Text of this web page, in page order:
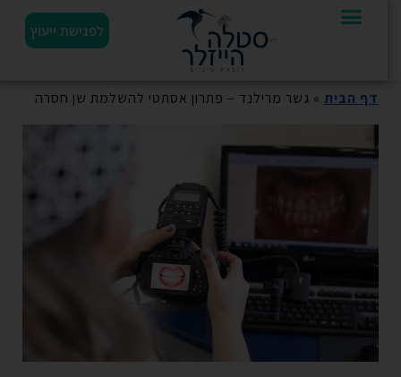
לפגישת ייעוץ
דף הבית» גשר מרילנד – פתרון אסתטי להשלמת שן חסרה